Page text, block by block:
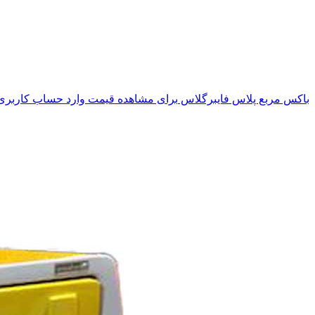
باکس مربع پلاس فایبرگلاس برای مشاهده قیمت وارد حساب